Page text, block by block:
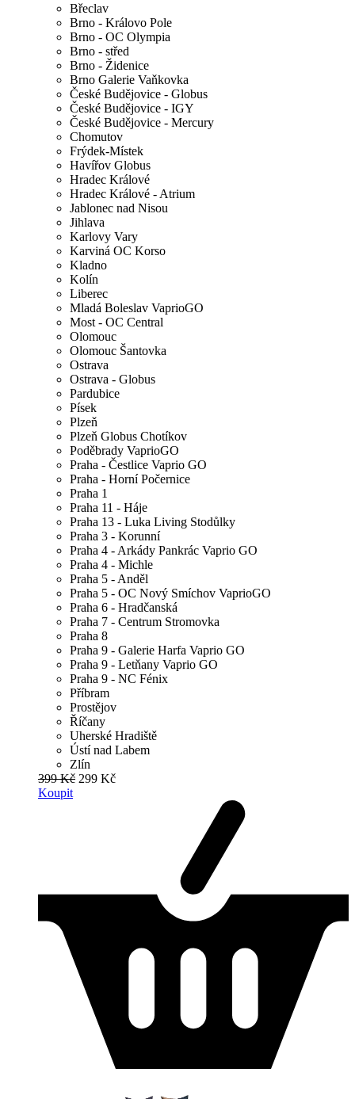
Břeclav
Brno - Královo Pole
Brno - OC Olympia
Brno - střed
Brno - Židenice
Brno Galerie Vaňkovka
České Budějovice - Globus
České Budějovice - IGY
České Budějovice - Mercury
Chomutov
Frýdek-Místek
Havířov Globus
Hradec Králové
Hradec Králové - Atrium
Jablonec nad Nisou
Jihlava
Karlovy Vary
Karviná OC Korso
Kladno
Kolín
Liberec
Mladá Boleslav VaprioGO
Most - OC Central
Olomouc
Olomouc Šantovka
Ostrava
Ostrava - Globus
Pardubice
Písek
Plzeň
Plzeň Globus Chotíkov
Poděbrady VaprioGO
Praha - Čestlice Vaprio GO
Praha - Horní Počernice
Praha 1
Praha 11 - Háje
Praha 13 - Luka Living Stodůlky
Praha 3 - Korunní
Praha 4 - Arkády Pankrác Vaprio GO
Praha 4 - Michle
Praha 5 - Anděl
Praha 5 - OC Nový Smíchov VaprioGO
Praha 6 - Hradčanská
Praha 7 - Centrum Stromovka
Praha 8
Praha 9 - Galerie Harfa Vaprio GO
Praha 9 - Letňany Vaprio GO
Praha 9 - NC Fénix
Příbram
Prostějov
Říčany
Uherské Hradiště
Ústí nad Labem
Zlín
399 Kč 299 Kč
Koupit